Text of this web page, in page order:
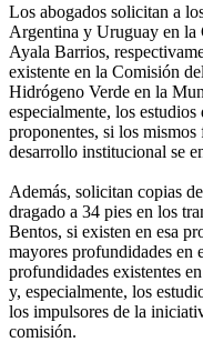
Los abogados solicitan a
Argentina y Uruguay en
Ayala Barrios,
existente en la Comisión
Hidrógeno Verde en la
especialmente, los
proponentes, si los mismos
desarrollo institucional se
Además, solicitan copias
dragado a 34 pies en los
Bentos, si existen en esa
mayores profundidades en
profundidades existentes
y, especialmente, los
los impulsores de la
comisión.